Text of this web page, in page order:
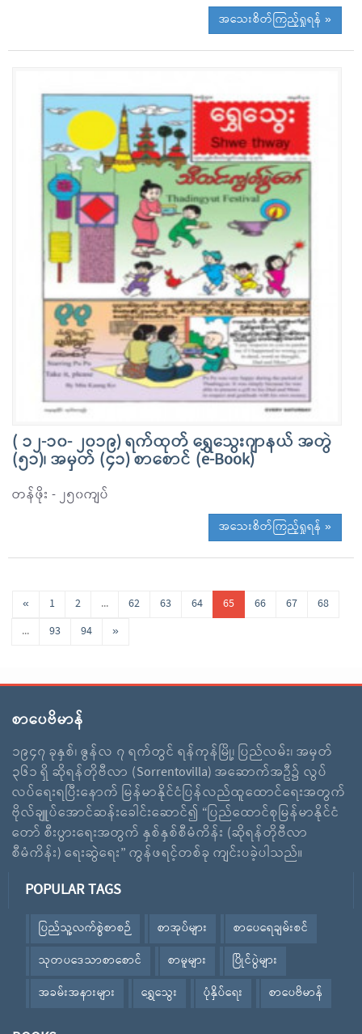
အသေးစိတ်ကြည့်ရှုရန် »
( ၁၂-၁၀- ၂၀၁၉) ရက်ထုတ် ရွှေသွေးဂျာနယ် အတွဲ
(၅၁)၊ အမှတ် (၄၁) စာစောင် (e-Book)
တန်ဖိုး - ၂၅၀ကျပ်
အသေးစိတ်ကြည့်ရှုရန် »
« 1 2 ... 62 63 64 65 66 67
68
...
93 94 »
စာပေဗိမာန်
၁၉၄၇ ခုနှစ်၊ ဇွန်လ ၇ ရက်တွင် ရန်ကုန်မြို့၊ ပြည်လမ်း၊ အမှတ်
၃၆၁ ရှိ ဆိုရန်တိုဗီလာ (Sorrentovilla) အဆောက်အဦ၌ လွပ်
လပ်ရေးရပြီးနောက် မြန်မာနိုင်ငံပြန်လည်ထူထောင်ရေးအတွက်
ဗိုလ်ချူပ်အောင်ဆန်းခေါင်းဆောင်၍ “ပြည်ထောင်စုမြန်မာနိုင်ငံ
တော် စီးပွားရေးအတွက် နှစ်နှစ်စီမံကိန်း (ဆိုရန်တိုဗီလာ
စီမံကိန်း) ရေးဆွဲရေး” ကွန်ဖရင့်တစ်ခု ကျင်းပခဲ့ပါသည်။
POPULAR TAGS
ပြည်သူ့လက်စွဲစာစဉ် စာအုပ်များ
စာပေရေချမ်းစင်
သုတပဒေသာစာစောင်
စာမူများ
ပြိုင်ပွဲများ
အခမ်းအနားများ
ရွှေသွေး ပုံနှိပ်ရေး စာပေဗိမာန်